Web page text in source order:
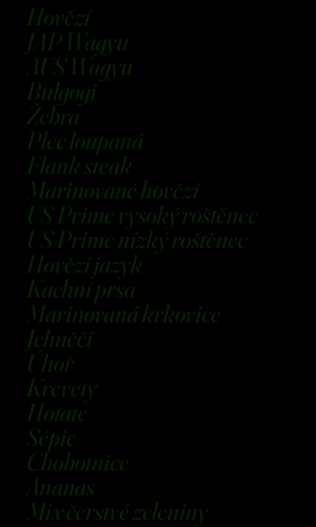
Hovězí
JAP Wagyu
AUS Wagyu
Bulgogi
Žebra
Plec loupaná
Flank steak
Marinované hovězí
US Prime vysoký roštěnec
US Prime nízký roštěnec
Hovězí jazyk
Kachní prsa
Marinovaná krkovice
Jehněčí
Úhoř
Krevety
Hotate
Sépie
Chobotnice
Ananas
Mix čerstvé zeleniny